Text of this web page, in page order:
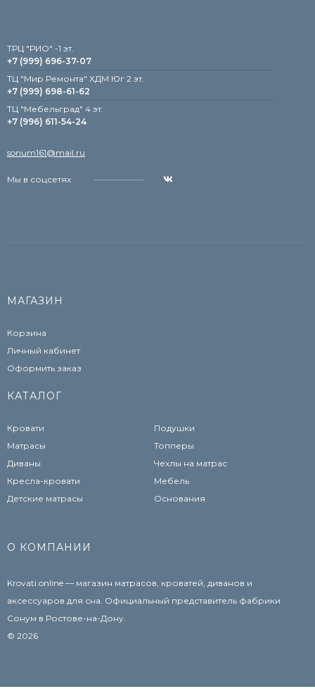
TРЦ "РИО" -1 эт.
+7 (999) 696-37-07
ТЦ "Мир Ремонта" ХДМ Юг 2 эт.
+7 (999) 698-61-62
TЦ "Мебельград" 4 эт.
+7 (996) 611-54-24
sonum161@mail.ru
Мы в соцсетях
МАГАЗИН
Корзина
Личный кабинет
Оформить заказ
КАТАЛОГ
Кровати
Матрасы
Диваны
Кресла-кровати
Детские матрасы
Подушки
Топперы
Чехлы на матрас
Мебель
Основания
О КОМПАНИИ
Krovati.online — магазин матрасов, кроватей, диванов и
аксессуаров для сна. Официальный представитель фабрики
Сонум в Ростове-на-Дону.
© 2026